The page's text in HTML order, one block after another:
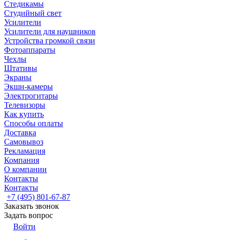
Стедикамы
Студийный свет
Усилители
Усилители для наушников
Устройства громкой связи
Фотоаппараты
Чехлы
Штативы
Экраны
Экшн-камеры
Электрогитары
Телевизоры
Как купить
Способы оплаты
Доставка
Самовывоз
Рекламация
Компания
О компании
Контакты
Контакты
+7 (495) 801-67-87
Заказать звонок
Задать вопрос
Войти